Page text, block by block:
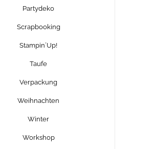
Partydeko
Scrapbooking
Stampin´Up!
Taufe
Verpackung
Weihnachten
Winter
Workshop